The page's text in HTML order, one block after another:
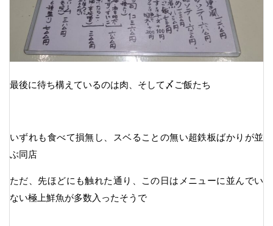
最後に待ち構えているのは肉、そして〆ご飯たち
いずれも食べて損無し、スベることの無い超鉄板ばかりが並
ぶ同店
ただ、先ほどにも触れた通り、この日はメニューに並んでい
ない極上鮮魚が多数入ったそうで